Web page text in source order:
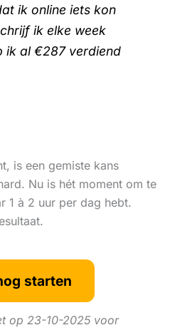
ik online iets kon
ik elke week
ik al €287 verdiend
is een gemiste kans
Nu is hét moment om te
1 à 2 uur per dag hebt.
starten
op 23-10-2025 voor